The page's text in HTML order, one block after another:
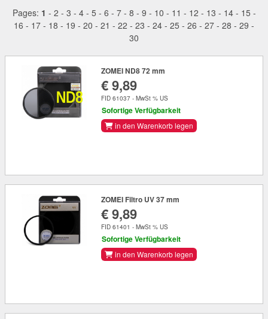
Pages: 1 - 2 - 3 - 4- 5 - 6 - 7- 8 - 9 - 10 - 11 - 12 - 13 - 14- 15 -
16 - 17 - 18 - 19 - 20 - 21 - 22 - 23 - 24 - 25 - 26 - 27 - 28 - 29 -
30
ZOMEI ND8 72 mm
€ 9,89
FID 61037 - MwSt % US
Sofortige Verfügbarkeit
in den Warenkorb legen
ZOMEI Filtro UV 37 mm
€ 9,89
FID 61401 - MwSt % US
Sofortige Verfügbarkeit
in den Warenkorb legen